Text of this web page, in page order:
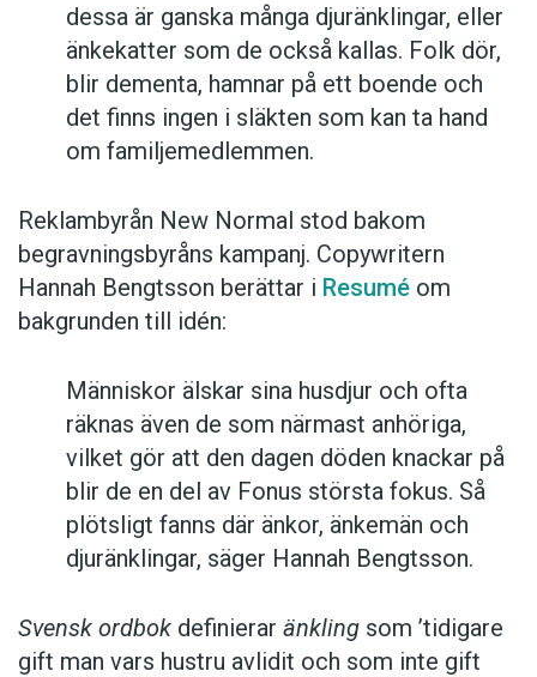
dessa är ganska många djuränklingar, eller
änkekatter som de också kallas. Folk dör,
blir dementa, hamnar på ett boende och
det finns ingen i släkten som kan ta hand
om familjemedlemmen.
Reklambyrån New Normal stod bakom
begravningsbyråns kampanj. Copywritern
Hannah Bengtsson berättar i Resumé om
bakgrunden till idén:
Människor älskar sina husdjur och ofta
räknas även de som närmast anhöriga,
vilket gör att den dagen döden knackar på
blir de en del av Fonus största fokus. Så
plötsligt fanns där änkor, änkemän och
djuränklingar, säger Hannah Bengtsson.
Svensk ordbok definierar änkling som ’tidigare
gift man vars hustru av­lidit och som inte gift